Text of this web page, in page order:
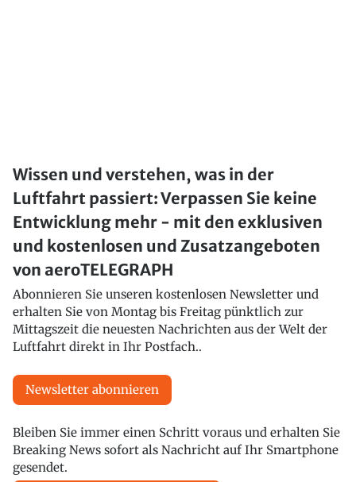
Wissen und verstehen, was in der
Luftfahrt passiert: Verpassen Sie keine
Entwicklung mehr - mit den exklusiven
und kostenlosen und Zusatzangeboten
von aeroTELEGRAPH
Abonnieren Sie unseren kostenlosen Newsletter und
erhalten Sie von Montag bis Freitag pünktlich zur
Mittagszeit die neuesten Nachrichten aus der Welt der
Luftfahrt direkt in Ihr Postfach..
Newsletter abonnieren
Bleiben Sie immer einen Schritt voraus und erhalten Sie
Breaking News sofort als Nachricht auf Ihr Smartphone
gesendet.